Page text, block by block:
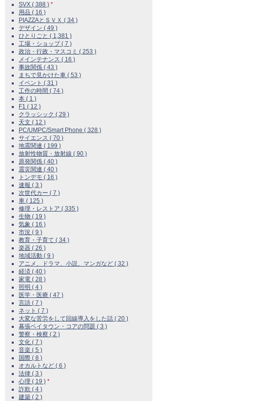
SVX ( 388 ) *
用品 ( 16 )
PIAZZAとＳＶＸ ( 34 )
デザイン ( 49 )
ひとりごと ( 1,381 )
工場・ショップ ( 7 )
政治・行政・マスコミ ( 253 )
メインテナンス ( 16 )
事故関係 ( 43 )
まちで見かけた車 ( 53 )
イベント ( 31 )
工作の時間 ( 74 )
本 ( 1 )
F1 ( 12 )
クラッシック ( 29 )
天文 ( 12 )
PC/UMPC/Smart Phone ( 328 )
サイエンス ( 70 )
地震関連 ( 199 )
放射性物質・放射線 ( 90 )
原発関係 ( 40 )
震災関連 ( 40 )
トンデモ ( 16 )
速報 ( 3 )
次世代カー ( 7 )
車 ( 125 )
修理・レストア ( 335 )
生物 ( 19 )
気象 ( 16 )
市況 ( 9 )
教育・子育て ( 34 )
楽器 ( 26 )
地域活動 ( 9 )
アニメ、ドラマ、小説、マンガなど ( 32 )
経済 ( 40 )
家電 ( 28 )
照明 ( 4 )
医学・医療 ( 47 )
言語 ( 7 )
ネット ( 7 )
大変な苦労をして回線導入をした話 ( 20 )
幕張ベイタウン・コアの問題 ( 3 )
警察・検察 ( 2 )
文化 ( 7 )
音楽 ( 5 )
国際 ( 8 )
オカルトなど ( 6 )
法律 ( 3 )
心理 ( 19 ) *
詐欺 ( 4 )
建築 ( 2 )